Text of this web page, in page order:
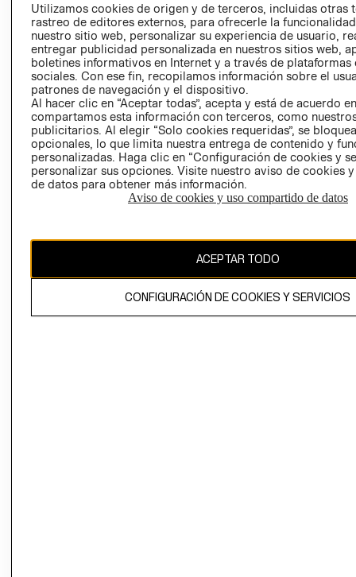
AVISO DE
PRIVACIDAD
GIFT CARD
AVISO DE
COOKIES
CAMBIAR REGIÓN
Utilizamos cookies de origen y de terceros, incluidas otras
rastreo de editores externos, para ofrecerle la
nuestro sitio web, personalizar su experiencia de usuario,
entregar publicidad personalizada en nuestros sitios web,
boletines informativos en Internet y a través de plataformas
sociales. Con ese fin, recopilamos información sobre el
patrones de navegación y el dispositivo.
Al hacer clic en “Aceptar todas”, acepta y está de acuerdo
compartamos esta información con terceros, como
publicitarios. Al elegir “Solo cookies requeridas”, se
opcionales, lo que limita nuestra entrega de contenido y
personalizadas. Haga clic en “Configuración de cookies y
personalizar sus opciones. Visite nuestro aviso de cookies
de datos para obtener más información.
Aviso de cookies y uso compartido de datos
ACEPTAR TODO
CONFIGURACIÓN DE COOKIES Y SERVICIOS